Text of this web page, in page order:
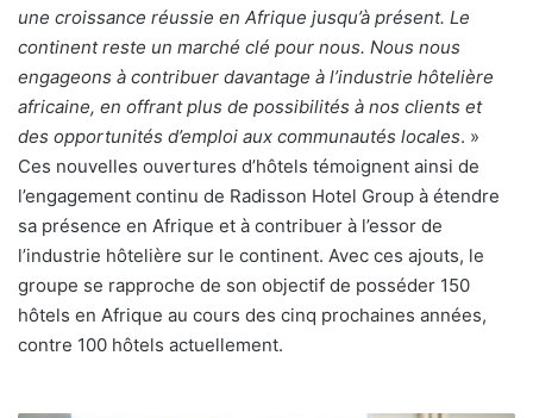
une croissance réussie en Afrique jusqu’à présent. Le
continent reste un marché clé pour nous. Nous nous
engageons à contribuer davantage à l’industrie hôtelière
africaine, en offrant plus de possibilités à nos clients et
des opportunités d’emploi aux communautés locales. »
Ces nouvelles ouvertures d’hôtels témoignent ainsi de
l’engagement continu de Radisson Hotel Group à étendre
sa présence en Afrique et à contribuer à l’essor de
l’industrie hôtelière sur le continent. Avec ces ajouts, le
groupe se rapproche de son objectif de posséder 150
hôtels en Afrique au cours des cinq prochaines années,
contre 100 hôtels actuellement.